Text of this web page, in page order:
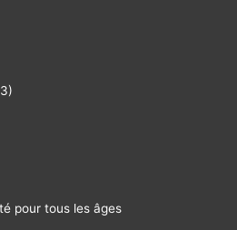
pour tous les âges